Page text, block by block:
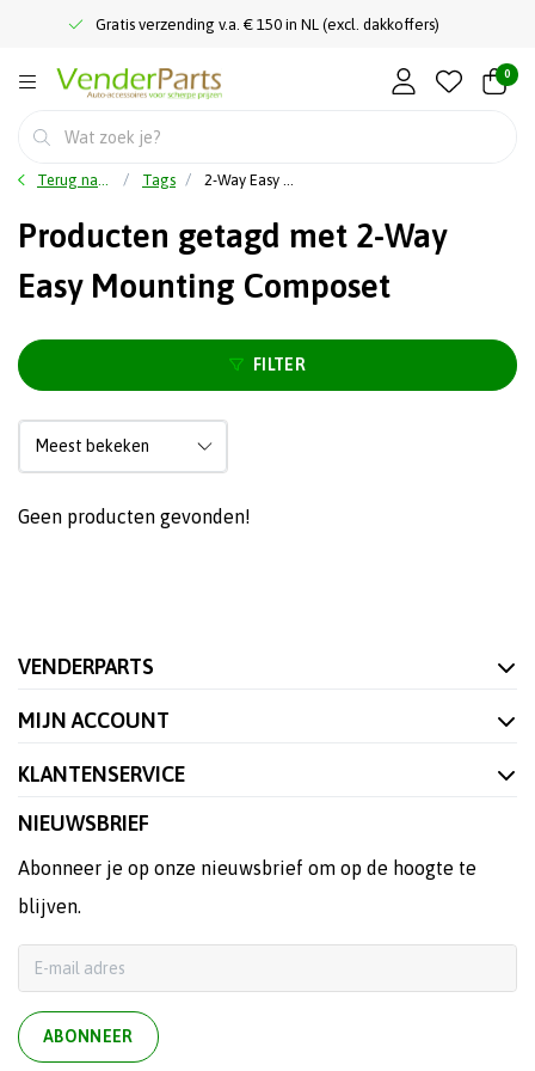
Gratis verzending v.a. € 150 in NL (excl. dakkoffers)
0
Terug naar home Tags 2-Way Easy Mounting Composet
Producten getagd met 2-Way
Easy Mounting Composet
FILTER
Geen producten gevonden!
VENDERPARTS
MIJN ACCOUNT
KLANTENSERVICE
NIEUWSBRIEF
Abonneer je op onze nieuwsbrief om op de hoogte te
blijven.
ABONNEER